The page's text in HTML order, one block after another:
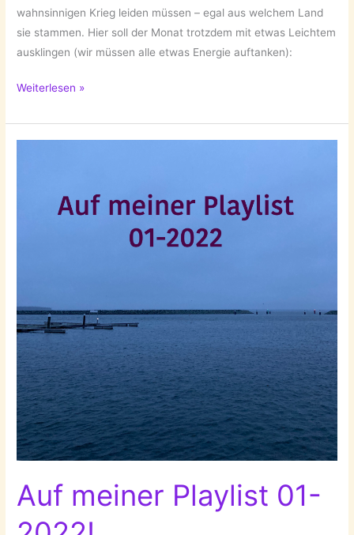
wahnsinnigen Krieg leiden müssen – egal aus welchem Land
sie stammen. Hier soll der Monat trotzdem mit etwas Leichtem
ausklingen (wir müssen alle etwas Energie auftanken):
Auf
Playlist
Weiterlesen »
Auf meiner Playlist 01-